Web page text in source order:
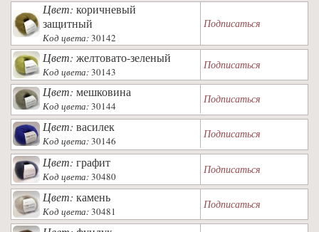
Цвет: коричневый
защитный
Код цвета:30142
Подписаться
Цвет: желтовато-зеленый
Код цвета:30143
Подписаться
Цвет: мешковина
Код цвета:30144
Подписаться
Цвет: василек
Код цвета:30146
Подписаться
Цвет: графит
Код цвета:30480
Подписаться
Цвет: камень
Код цвета:30481
Подписаться